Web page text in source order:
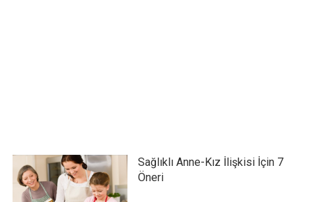
Sağlıklı Anne-Kız İlişkisi İçin 7
Öneri